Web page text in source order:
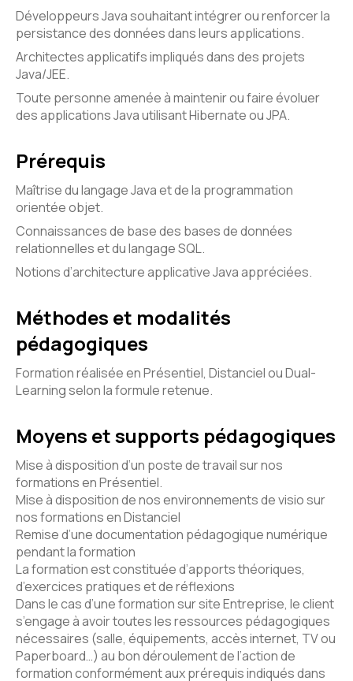
Développeurs Java souhaitant intégrer ou renforcer la
persistance des données dans leurs applications.
Architectes applicatifs impliqués dans des projets
Java/JEE.
Toute personne amenée à maintenir ou faire évoluer
des applications Java utilisant Hibernate ou JPA.
Prérequis
Maîtrise du langage Java et de la programmation
orientée objet.
Connaissances de base des bases de données
relationnelles et du langage SQL.
Notions d’architecture applicative Java appréciées.
Méthodes et modalités
pédagogiques
Formation réalisée en Présentiel, Distanciel ou Dual-
Learning selon la formule retenue.
Moyens et supports pédagogiques
Mise à disposition d’un poste de travail sur nos
formations en Présentiel.
Mise à disposition de nos environnements de visio sur
nos formations en Distanciel
Remise d’une documentation pédagogique numérique
pendant la formation
La formation est constituée d’apports théoriques,
d’exercices pratiques et de réflexions
Dans le cas d’une formation sur site Entreprise, le client
s’engage à avoir toutes les ressources pédagogiques
nécessaires (salle, équipements, accès internet, TV ou
Paperboard…) au bon déroulement de l’action de
formation conformément aux prérequis indiqués dans